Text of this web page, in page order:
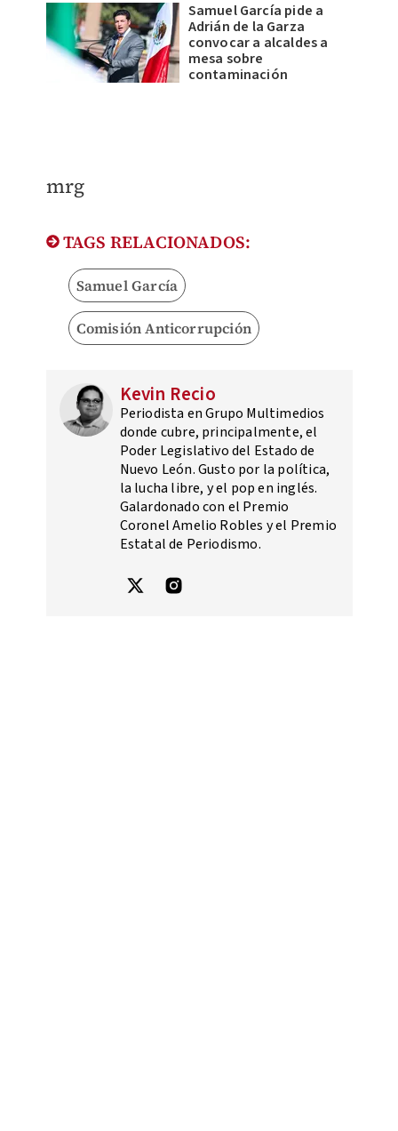
Samuel García pide a
Adrián de la Garza
convocar a alcaldes a
mesa sobre
contaminación
mrg
TAGS RELACIONADOS:
Samuel García
Comisión Anticorrupción
Kevin Recio
Periodista en Grupo Multimedios
donde cubre, principalmente, el
Poder Legislativo del Estado de
Nuevo León. Gusto por la política,
la lucha libre, y el pop en inglés.
Galardonado con el Premio
Coronel Amelio Robles y el Premio
Estatal de Periodismo.